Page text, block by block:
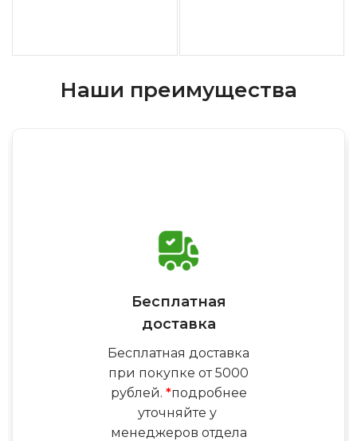
Наши преимущества
Бесплатная
доставка
Бесплатная доставка
при покупке от 5000
рублей. *подробнее
уточняйте у
менеджеров отдела